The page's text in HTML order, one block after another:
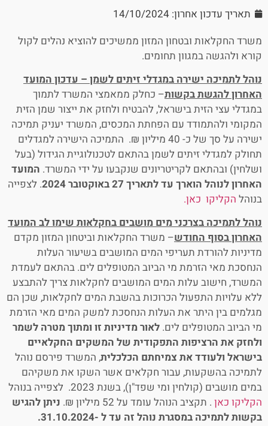
תאריך עדכון אחרון: 14/10/2024
משרד החקלאות ובטחון המזון ממשיכים להוציא נהלים לקול
קורא ולהגשה במגוון תחומים.
נוהל לתמיכה ישירה במגדלי זיתים לשמן – עדכון המועד
האחרון להגשת בקשות– כחלק ממאמצי המשרד לתמוך
במגדלי עצי הזית בישראל, להבטיח ולחזק את ייצור שמן הזית
המקומי ולהתמודד עם הפחתת המכסים, המשרד יעניק תמיכה
ישירה על סך של כ- 40 מיליון ₪. התמיכה הישירה למגדלים
תחולק למגדלי זיתים לשמן בהתאם לטכנולוגיית הגידול (בעל
ושלחין) ובהתאם לקריטריונים שנקבעו על ידי המשרד. המועד
האחרון לנוהל הוארך עד לתאריך 27 באוקטובר 2024
. לצפייה
בנוהל הקליקו כאן.
נוהל לתמיכה בצרכני מים מושבים בחקלאות שימו לב המועד
האחרון בסוף החודש– משרד החקלאות וביטחון המזון מקדם
מדיניות להורדת תעריפי המים המושבים בשיעור העלות
הנחסכת מאי הזרמת מי הביוב המטופלים לים. בהתאם לעמדת
המשרד, חישוב עלות המים המושבים לחקלאות צריך להתבצע
ללא עלויות התפעול הכרוכות בהשבת המים לחקלאות, שכן הם
מגלמים בין היתר את העלות הנחסכת למשק המים מאי הזרמת
מי הביוב המטופלים לים. לאור מדיניות זו ומתוך מטרה לשמר
ולחזק את הרציפות התפקודית של המשקים החקלאיים
בישראל ולעודד את צמיחתם הכלכלית, המשרד פירסם נוהל
לתמיכה בהשקעות, עבור חקלאים אשר השקו את משקיהם
במים מושבים (קולחין ומי שפד"ן), בשנת 2023. לצפייה בנוהל
הקליקו כאן . תקציב הנוהל עומד על 52 מיליון ₪.
ניתן להגיש
בקשות לתמיכה במסגרת נוהל זה עד ל -31.10.2024.